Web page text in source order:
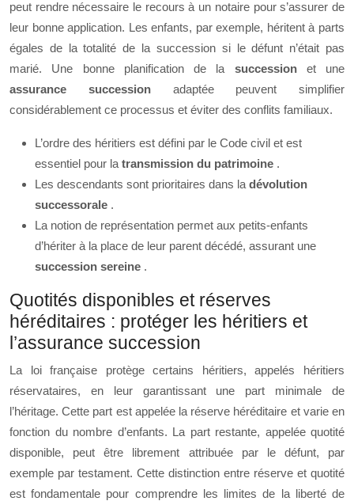
peut rendre nécessaire le recours à un notaire pour s’assurer de
leur bonne application. Les enfants, par exemple, héritent à parts
égales de la totalité de la succession si le défunt n’était pas
marié. Une bonne planification de la succession et une
assurance succession adaptée peuvent simplifier
considérablement ce processus et éviter des conflits familiaux.
L’ordre des héritiers est défini par le Code civil et est
essentiel pour la transmission du patrimoine .
Les descendants sont prioritaires dans la dévolution
successorale .
La notion de représentation permet aux petits-enfants
d’hériter à la place de leur parent décédé, assurant une
succession sereine .
Quotités disponibles et réserves
héréditaires : protéger les héritiers et
l’assurance succession
La loi française protège certains héritiers, appelés héritiers
réservataires, en leur garantissant une part minimale de
l’héritage. Cette part est appelée la réserve héréditaire et varie en
fonction du nombre d’enfants. La part restante, appelée quotité
disponible, peut être librement attribuée par le défunt, par
exemple par testament. Cette distinction entre réserve et quotité
est fondamentale pour comprendre les limites de la liberté de